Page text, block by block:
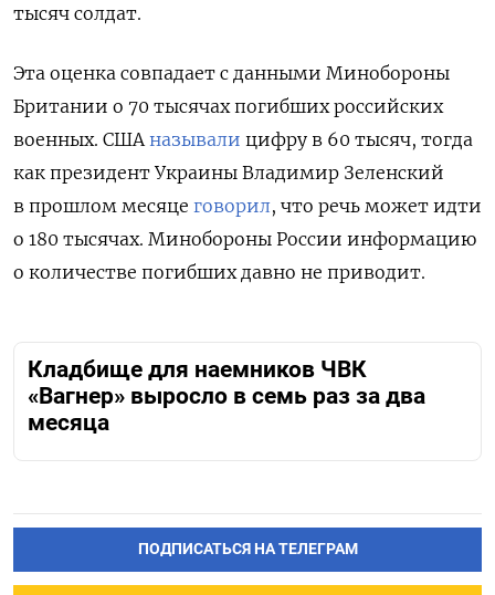
тысяч солдат.
Эта оценка совпадает с данными Минобороны
Британии о 70 тысячах погибших российских
военных. США называли цифру в 60 тысяч, тогда
как президент Украины Владимир Зеленский
в прошлом месяце говорил, что речь может идти
о 180 тысячах. Минобороны России информацию
о количестве погибших давно не приводит.
Кладбище для наемников ЧВК
«Вагнер» выросло в семь раз за два
месяца
ПОДПИСАТЬСЯ НА ТЕЛЕГРАМ